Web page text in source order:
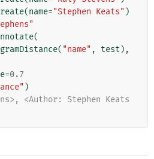
(name="Stephen Keats" )
(
( "name" , test ),
=0.7
)
<Author: Stephen Keats